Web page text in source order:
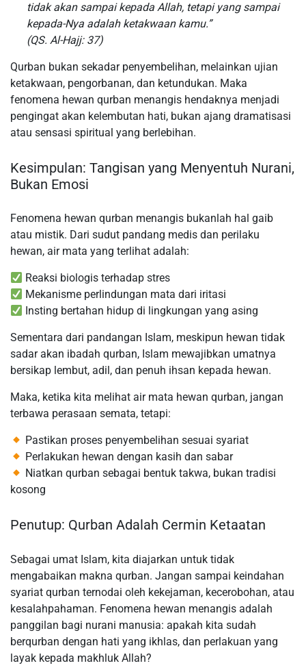
tidak akan sampai kepada Allah, tetapi yang sampai
kepada-Nya adalah ketakwaan kamu.”
(QS. Al-Hajj: 37)
Qurban bukan sekadar penyembelihan, melainkan ujian
ketakwaan, pengorbanan, dan ketundukan. Maka
fenomena hewan qurban menangis hendaknya menjadi
pengingat akan kelembutan hati, bukan ajang dramatisasi
atau sensasi spiritual yang berlebihan.
Kesimpulan: Tangisan yang Menyentuh Nurani,
Bukan Emosi
Fenomena hewan qurban menangis bukanlah hal gaib
atau mistik. Dari sudut pandang medis dan perilaku
hewan, air mata yang terlihat adalah:
Reaksi biologis terhadap stres
Mekanisme perlindungan mata dari iritasi
Insting bertahan hidup di lingkungan yang asing
Sementara dari pandangan Islam, meskipun hewan tidak
sadar akan ibadah qurban, Islam mewajibkan umatnya
bersikap lembut, adil, dan penuh ihsan kepada hewan.
Maka, ketika kita melihat air mata hewan qurban, jangan
terbawa perasaan semata, tetapi:
Pastikan proses penyembelihan sesuai syariat
Perlakukan hewan dengan kasih dan sabar
Niatkan qurban sebagai bentuk takwa, bukan tradisi
kosong
Penutup: Qurban Adalah Cermin Ketaatan
Sebagai umat Islam, kita diajarkan untuk tidak
mengabaikan makna qurban. Jangan sampai keindahan
syariat qurban ternodai oleh kekejaman, kecerobohan, atau
kesalahpahaman. Fenomena hewan menangis adalah
panggilan bagi nurani manusia: apakah kita sudah
berqurban dengan hati yang ikhlas, dan perlakuan yang
layak kepada makhluk Allah?